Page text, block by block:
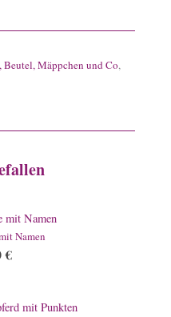
Beutel, Mäppchen und Co,
Namen
€